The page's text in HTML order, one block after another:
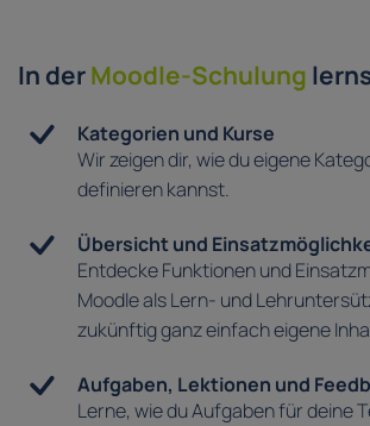
In derMoodle-Schulung
Kategorien und Kurse
Wir zeigen dir, wie du eigene
definieren kannst.
Übersicht und
Entdecke Funktionen und
Moodle als Lern- und
zukünftig ganz einfach eigene
Aufgaben, Lektionen und
Lerne, wie du Aufgaben für deine